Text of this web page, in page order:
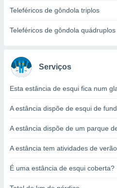
tal,
na
de
ou aceder
Teleféricos de gôndola triplos
Teleféricos de gôndola quádruplos
Serviços
Esta estância de esqui fica num
A estância dispõe de esqui de
A estância dispõe de um parque
A estância tem atividades de
É uma estância de esqui coberta?